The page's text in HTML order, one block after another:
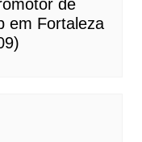
de
em Fortaleza